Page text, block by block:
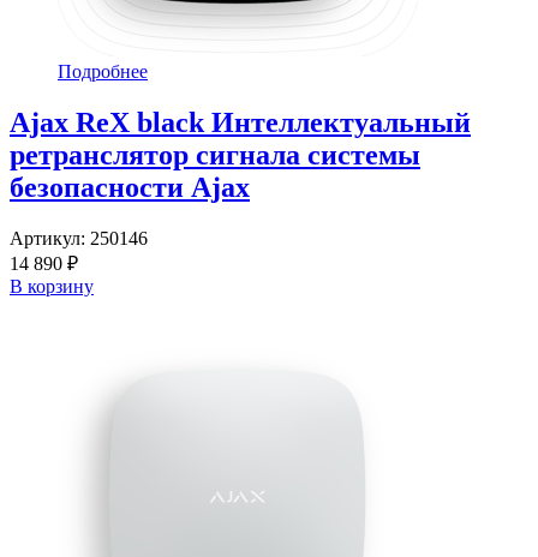
Подробнее
Ajax ReX black Интеллектуальный
ретранслятор сигнала системы
безопасности Ajax
Артикул: 250146
14 890 ₽
В корзину